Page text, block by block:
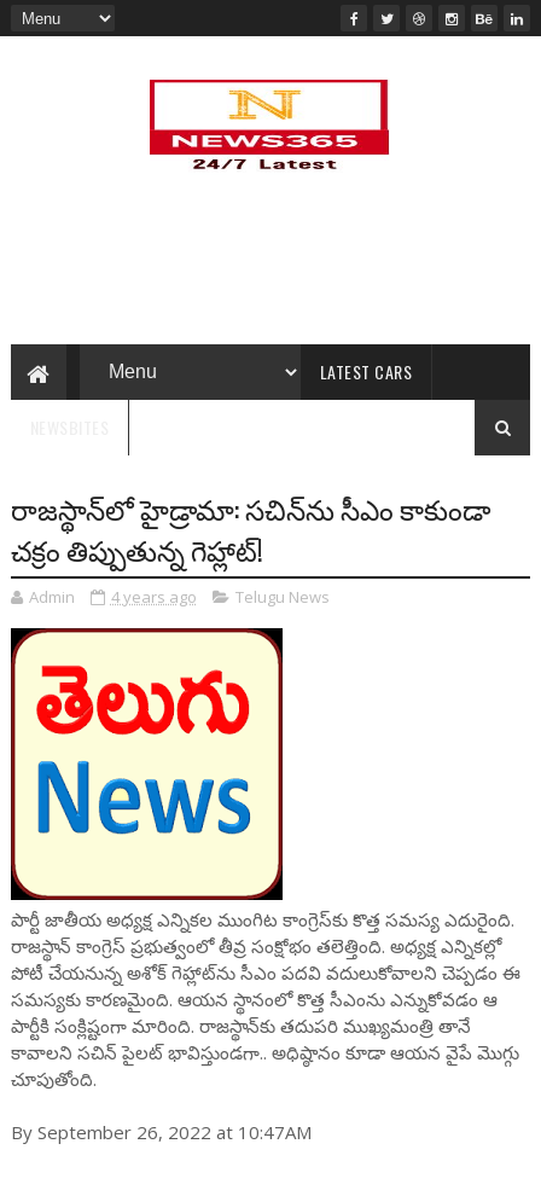
LATEST CARS
రాజస్థాన్‌లో హైడ్రామా: సచిన్‌ను సీఎం కాకుండా
చక్రం తిప్పుతున్న గెహ్లాట్!
Admin 4 years ago Telugu News
పార్టీ జాతీయ అధ్యక్ష ఎన్నికల ముంగిట కాంగ్రెస్‌కు కొత్త సమస్య ఎదురైంది.
రాజస్థాన్‌ కాంగ్రెస్ ప్రభుత్వంలో తీవ్ర సంక్షోభం తలెత్తింది. అధ్యక్ష ఎన్నికల్లో
పోటీ చేయనున్న అశోక్‌ గెహ్లాట్‌ను సీఎం పదవి వదులుకోవాలని చెప్పడం ఈ
సమస్యకు కారణమైంది. ఆయన స్థానంలో కొత్త సీఎంను ఎన్నుకోవడం ఆ
పార్టీకి సంక్లిష్టంగా మారింది. రాజస్థాన్‌కు తదుపరి ముఖ్యమంత్రి తానే
కావాలని సచిన్‌ పైలట్‌ భావిస్తుండగా.. అధిష్ఠానం కూడా ఆయన వైపే మొగ్గు
చూపుతోంది.
By September 26, 2022 at 10:47AM